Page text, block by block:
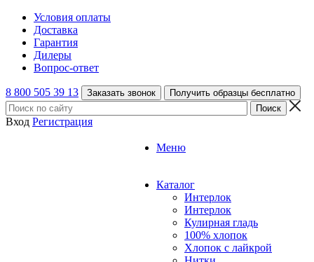
Условия оплаты
Доставка
Гарантия
Дилеры
Вопрос-ответ
8 800 505 39 13 Заказать звонок Получить образцы бесплатно
Вход Регистрация
Меню
Каталог
Интерлок
Интерлок
Кулирная гладь
100% хлопок
Хлопок с лайкрой